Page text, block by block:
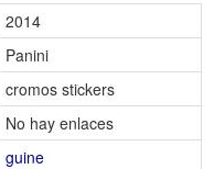
2014
Panini
cromos stickers
No hay enlaces
guine